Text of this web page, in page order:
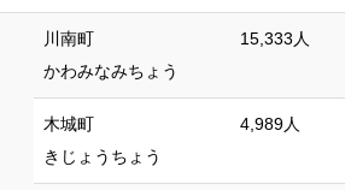
川南町
かわみなみちょう
15,333人
木城町
きじょうちょう
4,989人